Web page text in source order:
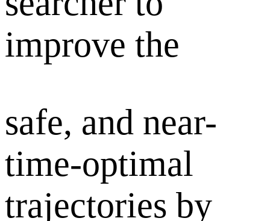
improve the
safe, and near-
time-optimal
trajectories by